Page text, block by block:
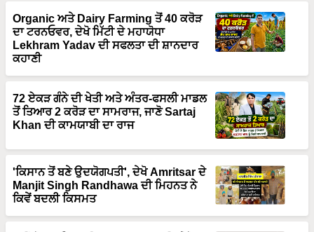
Organic ਅਤੇ Dairy Farming ਤੋਂ 40 ਕਰੋੜ
ਦਾ ਟਰਨਓਵਰ, ਦੇਖੋ ਮਿੱਟੀ ਦੇ ਮਹਾਯੋਧਾ
Lekhram Yadav ਦੀ ਸਫਲਤਾ ਦੀ ਸ਼ਾਨਦਾਰ
ਕਹਾਣੀ
72 ਏਕੜ ਗੰਨੇ ਦੀ ਖੇਤੀ ਅਤੇ ਅੰਤਰ-ਫਸਲੀ ਮਾਡਲ
ਤੋਂ ਤਿਆਰ 2 ਕਰੋੜ ਦਾ ਸਾਮਰਾਜ, ਜਾਣੋ Sartaj
Khan ਦੀ ਕਾਮਯਾਬੀ ਦਾ ਰਾਜ
'ਕਿਸਾਨ ਤੋਂ ਬਣੇ ਉਦਯੋਗਪਤੀ', ਦੇਖੋ Amritsar ਦੇ
Manjit Singh Randhawa ਦੀ ਮਿਹਨਤ ਨੇ
ਕਿਵੇਂ ਬਦਲੀ ਕਿਸਮਤ